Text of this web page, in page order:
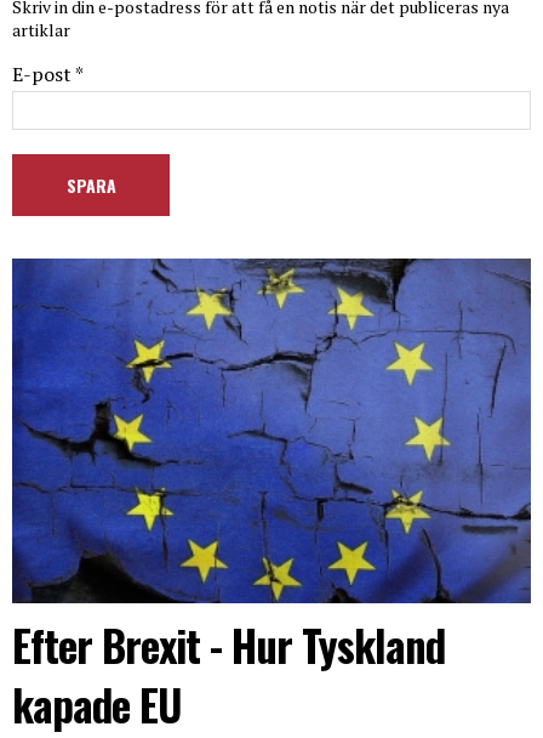
Skriv in din e-postadress för att få en notis när det publiceras nya
artiklar
E-post *
Efter Brexit - Hur Tyskland
kapade EU